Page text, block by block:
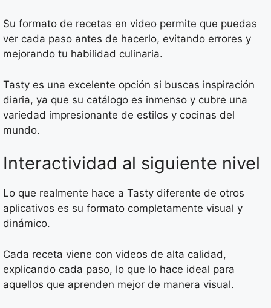
Su formato de recetas en video permite que puedas
ver cada paso antes de hacerlo, evitando errores y
mejorando tu habilidad culinaria.
Tasty es una excelente opción si buscas inspiración
diaria, ya que su catálogo es inmenso y cubre una
variedad impresionante de estilos y cocinas del
mundo.
Interactividad al siguiente nivel
Lo que realmente hace a Tasty diferente de otros
aplicativos es su formato completamente visual y
dinámico.
Cada receta viene con videos de alta calidad,
explicando cada paso, lo que lo hace ideal para
aquellos que aprenden mejor de manera visual.